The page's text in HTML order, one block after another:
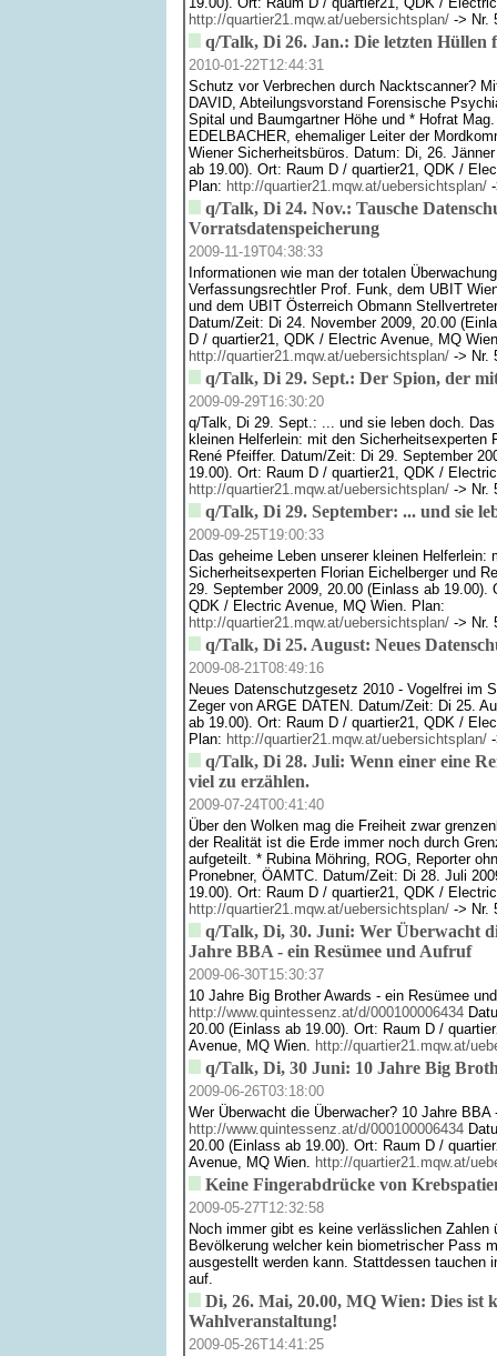
http://quartier21.mqw.at/uebersichtsplan/ -> Nr.
q/Talk, Di 26. Jan.: Die letzten Hüllen
2010-01-22T12:44:31
Schutz vor Verbrechen durch Nacktscanner?
DAVID, Abteilungsvorstand Forensische
Spital und Baumgartner Höhe und * Hofrat
EDELBACHER, ehemaliger Leiter der
Wiener Sicherheitsbüros. Datum: Di, 26.
ab 19.00). Ort: Raum D / quartier21, QDK /
Plan: http://quartier21.mqw.at/uebersichtsplan/
q/Talk, Di 24. Nov.: Tausche
Vorratsdatenspeicherung
2009-11-19T04:38:33
Informationen wie man der totalen
Verfassungsrechtler Prof. Funk, dem UBIT
und dem UBIT Österreich Obmann
Datum/Zeit: Di 24. November 2009, 20.00
D / quartier21, QDK / Electric Avenue, MQ
http://quartier21.mqw.at/uebersichtsplan/ -> Nr.
q/Talk, Di 29. Sept.: Der Spion, der
2009-09-29T16:30:20
q/Talk, Di 29. Sept.: ... und sie leben doch.
kleinen Helferlein: mit den Sicherheitsexperten
René Pfeiffer. Datum/Zeit: Di 29. September
19.00). Ort: Raum D / quartier21, QDK /
http://quartier21.mqw.at/uebersichtsplan/ -> Nr.
q/Talk, Di 29. September: ... und sie
2009-09-25T19:00:33
Das geheime Leben unserer kleinen Helferlein:
Sicherheitsexperten Florian Eichelberger und
29. September 2009, 20.00 (Einlass ab 19.00).
QDK / Electric Avenue, MQ Wien. Plan:
http://quartier21.mqw.at/uebersichtsplan/ -> Nr.
q/Talk, Di 25. August: Neues
2009-08-21T08:49:16
Neues Datenschutzgesetz 2010 - Vogelfrei im
Zeger von ARGE DATEN. Datum/Zeit: Di 25.
ab 19.00). Ort: Raum D / quartier21, QDK /
Plan: http://quartier21.mqw.at/uebersichtsplan/
q/Talk, Di 28. Juli: Wenn einer eine
viel zu erzählen.
2009-07-24T00:41:40
Über den Wolken mag die Freiheit zwar
der Realität ist die Erde immer noch durch
aufgeteilt. * Rubina Möhring, ROG, Reporter
Pronebner, ÖAMTC. Datum/Zeit: Di 28. Juli
19.00). Ort: Raum D / quartier21, QDK /
http://quartier21.mqw.at/uebersichtsplan/ -> Nr.
q/Talk, Di, 30. Juni: Wer Überwacht
Jahre BBA - ein Resümee und Aufruf
2009-06-30T15:30:37
10 Jahre Big Brother Awards - ein Resümee
http://www.quintessenz.at/d/000100006434
20.00 (Einlass ab 19.00). Ort: Raum D /
Avenue, MQ Wien. http://quartier21.mqw.at/
q/Talk, Di, 30 Juni: 10 Jahre Big
2009-06-26T03:18:00
Wer Überwacht die Überwacher? 10 Jahre
http://www.quintessenz.at/d/000100006434
20.00 (Einlass ab 19.00). Ort: Raum D /
Avenue, MQ Wien. http://quartier21.mqw.at/
Keine Fingerabdrücke von
2009-05-27T12:32:58
Noch immer gibt es keine verlässlichen Zahlen
Bevölkerung welcher kein biometrischer Pass
ausgestellt werden kann. Stattdessen tauchen
auf.
Di, 26. Mai, 20.00, MQ Wien: Dies ist
Wahlveranstaltung!
2009-05-26T14:41:25